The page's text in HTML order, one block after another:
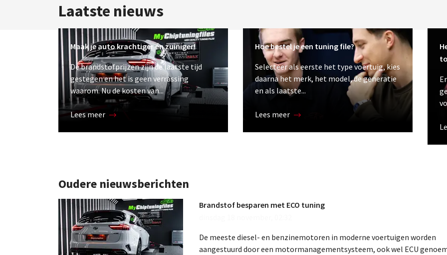
Laatste nieuws
Maak je auto krachtiger én zuiniger!
De brandstofprijzen zijn de laatste tijd
gestegen en het is geen verrassing
waarom. Nu de kosten van...
Lees meer
Hoe bestel je een tuning file?
Selecteer als eerste het type voertuig, kies
daarna het merk, het model, de generatie
en als laatste...
Lees meer
Oudere nieuwsberichten
Brandstof besparen met ECO tuning
De meeste diesel- en benzinemotoren in moderne voertuigen worden
aangestuurd door een motormanagementsysteem, ook wel ECU